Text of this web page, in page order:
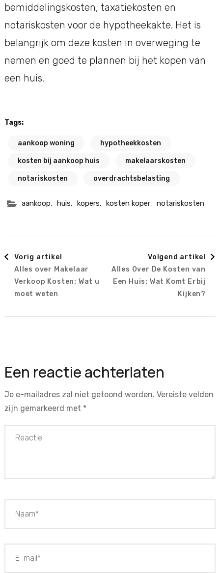
bemiddelingskosten, taxatiekosten en
notariskosten voor de hypotheekakte. Het is
belangrijk om deze kosten in overweging te
nemen en goed te plannen bij het kopen van
een huis.
Tags:
aankoop woning hypotheekkosten
kosten bij aankoop huis makelaarskosten
notariskosten overdrachtsbelasting
aankoop, huis, kopers, kosten koper, notariskosten
Berichtnavigatie
Vorig artikel
Alles over Makelaar
Verkoop Kosten: Wat u
moet weten
Volgend artikel
Alles Over De Kosten van
Een Huis: Wat Komt Erbij
Kijken?
Een reactie achterlaten
Je e-mailadres zal niet getoond worden. Vereiste velden
zijn gemarkeerd met *